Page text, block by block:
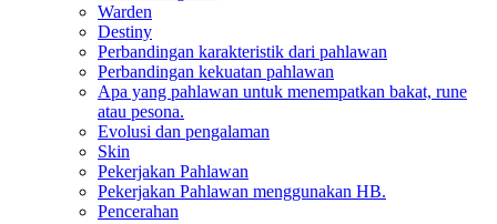
Warden
Destiny
Perbandingan karakteristik dari pahlawan
Perbandingan kekuatan pahlawan
Apa yang pahlawan untuk menempatkan bakat, rune
atau pesona.
Evolusi dan pengalaman
Skin
Pekerjakan Pahlawan
Pekerjakan Pahlawan menggunakan HB.
Pencerahan